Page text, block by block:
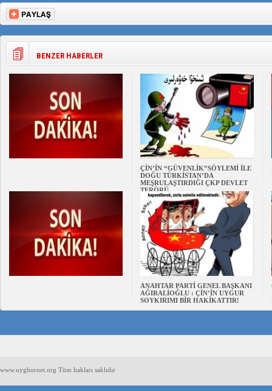
BENZER HABERLER
ÇİN’İN “GÜVENLİK”SÖYLEMİ İLE
DOĞU TÜRKİSTAN’DA
MEŞRULAŞTIRDIĞI ÇKP DEVLET
TERÖRÜ
ANAHTAR PARTİ GENEL BAŞKANI
AĞIRALİOĞLU : ÇİN’İN UYGUR
SOYKIRIMI BİR HAKİKATTIR!
www.uyghurnet.org Tüm hakları saklıdır